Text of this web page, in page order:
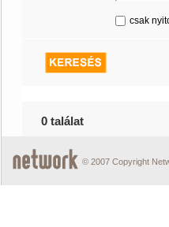
csak
0 találat
© 2007 Copyright